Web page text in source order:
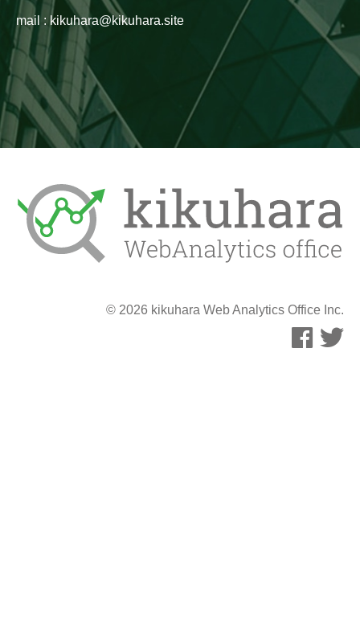
mail : kikuhara@kikuhara.site
© 2026 kikuhara Web Analytics Office Inc.